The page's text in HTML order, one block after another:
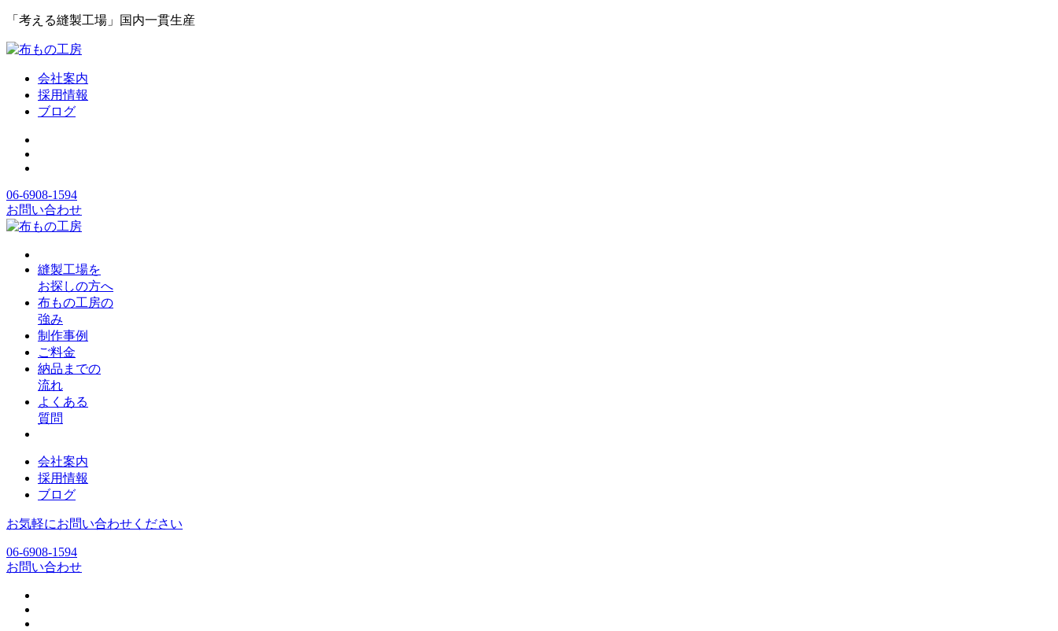
「考える縫製工場」国内一貫生産
会社案内
採用情報
ブログ
06-6908-1594
お問い合わせ
縫製工場を
お探しの方へ
布もの工房の
強み
制作事例
ご料金
納品までの
流れ
よくある
質問
会社案内
採用情報
ブログ
お気軽にお問い合わせください
06-6908-1594
お問い合わせ